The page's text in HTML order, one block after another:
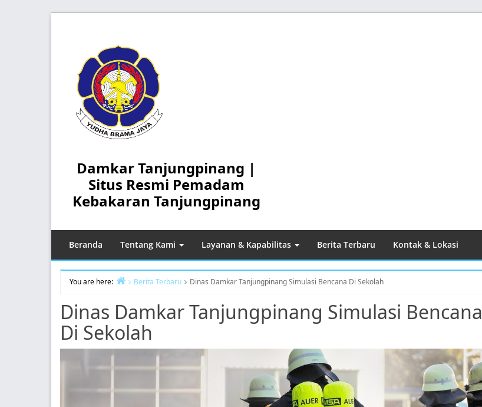
Damkar Tanjungpinang |
Situs Resmi Pemadam
Kebakaran Tanjungpinang
Beranda Tentang Kami Layanan & Kapabilitas Berita Terbaru Kontak & Lokasi
You are here:
Berita Terbaru Dinas Damkar Tanjungpinang Simulasi Bencana Di Sekolah
Dinas Damkar Tanjungpinang Simulasi Bencana
Di Sekolah